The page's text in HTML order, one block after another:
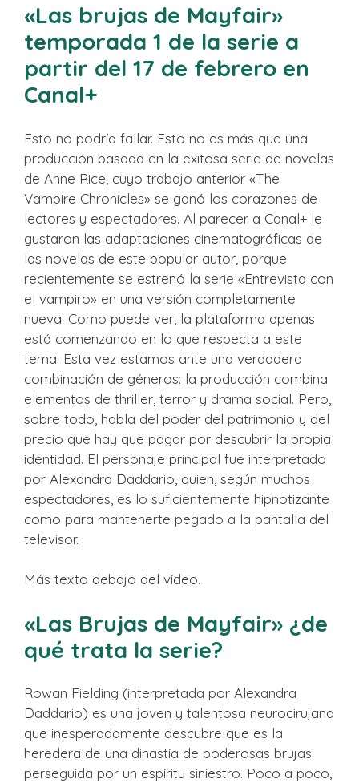
«Las brujas de Mayfair»
temporada 1 de la serie a
partir del 17 de febrero en
Canal+
Esto no podría fallar. Esto no es más que una
producción basada en la exitosa serie de novelas
de Anne Rice, cuyo trabajo anterior «The
Vampire Chronicles» se ganó los corazones de
lectores y espectadores. Al parecer a Canal+ le
gustaron las adaptaciones cinematográficas de
las novelas de este popular autor, porque
recientemente se estrenó la serie «Entrevista con
el vampiro» en una versión completamente
nueva. Como puede ver, la plataforma apenas
está comenzando en lo que respecta a este
tema. Esta vez estamos ante una verdadera
combinación de géneros: la producción combina
elementos de thriller, terror y drama social. Pero,
sobre todo, habla del poder del patrimonio y del
precio que hay que pagar por descubrir la propia
identidad. El personaje principal fue interpretado
por Alexandra Daddario, quien, según muchos
espectadores, es lo suficientemente hipnotizante
como para mantenerte pegado a la pantalla del
televisor.
Más texto debajo del vídeo.
«Las Brujas de Mayfair» ¿de
qué trata la serie?
Rowan Fielding (interpretada por Alexandra
Daddario) es una joven y talentosa neurocirujana
que inesperadamente descubre que es la
heredera de una dinastía de poderosas brujas
perseguida por un espíritu siniestro. Poco a poco,